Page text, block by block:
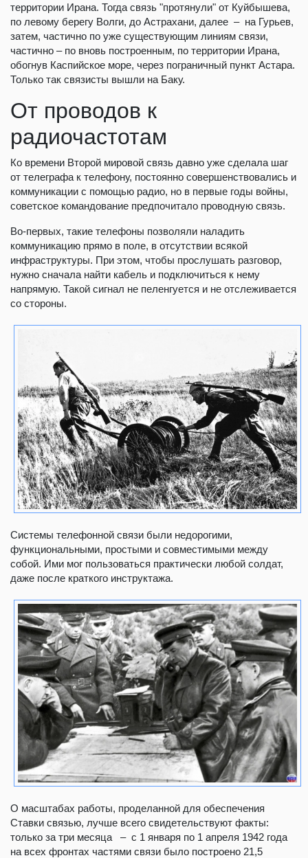
территории Ирана. Тогда связь "протянули" от Куйбышева,
по левому берегу Волги, до Астрахани, далее – на Гурьев,
затем, частично по уже существующим линиям связи,
частично – по вновь построенным, по территории Ирана,
обогнув Каспийское море, через пограничный пункт Астара.
Только так связисты вышли на Баку.
От проводов к
радиочастотам
Ко времени Второй мировой связь давно уже сделала шаг
от телеграфа к телефону, постоянно совершенствовались и
коммуникации с помощью радио, но в первые годы войны,
советское командование предпочитало проводную связь.
Во-первых, такие телефоны позволяли наладить
коммуникацию прямо в поле, в отсутствии всякой
инфраструктуры. При этом, чтобы прослушать разговор,
нужно сначала найти кабель и подключиться к нему
напрямую. Такой сигнал не пеленгуется и не отслеживается
со стороны.
Системы телефонной связи были недорогими,
функциональными, простыми и совместимыми между
собой. Ими мог пользоваться практически любой солдат,
даже после краткого инструктажа.
О масштабах работы, проделанной для обеспечения
Ставки связью, лучше всего свидетельствуют факты:
только за три месяца – с 1 января по 1 апреля 1942 года
на всех фронтах частями связи было построено 21,5